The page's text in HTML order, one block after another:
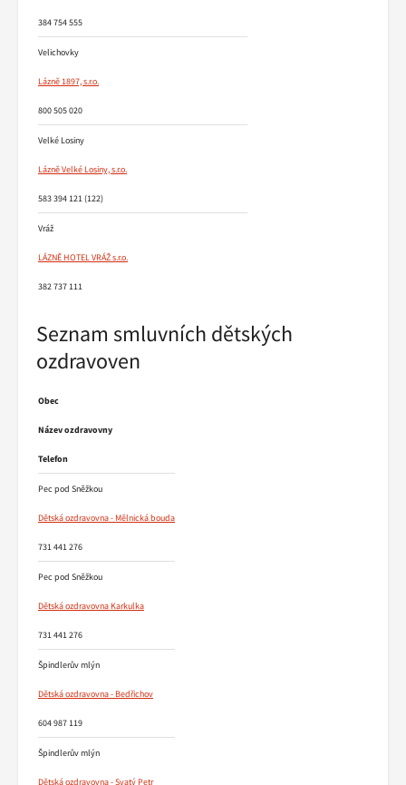
384 754 555
Velichovky
Lázně 1897, s.r.o.
800 505 020
Velké Losiny
Lázně Velké Losiny, s.r.o.
583 394 121 (122)
Vráž
LÁZNĚ HOTEL VRÁŽ s.r.o.
382 737 111
Seznam smluvních dětských
ozdravoven
Obec
Název ozdravovny
Telefon
Pec pod Sněžkou
Dětská ozdravovna - Mělnická bouda
731 441 276
Pec pod Sněžkou
Dětská ozdravovna Karkulka
731 441 276
Špindlerův mlýn
Dětská ozdravovna - Bedřichov
604 987 119
Špindlerův mlýn
Dětská ozdravovna - Svatý Petr